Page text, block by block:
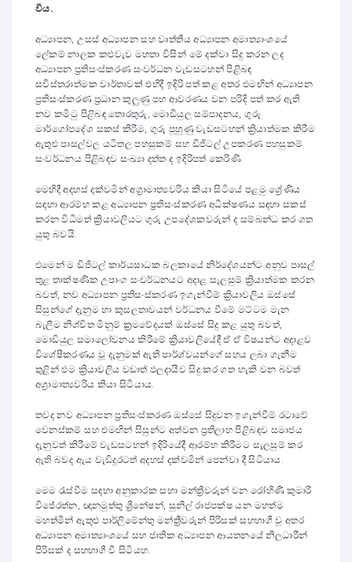
විය.
අධ්‍යාපන, උසස් අධ්‍යාපන සහ වෘත්තීය අධ්‍යාපන අමාත්‍යාංශයේ
ලේකම් නාලක කළුවැව මහතා විසින් මේ දක්වා සිදු කරන ලද
අධ්‍යාපන ප්‍රතිසංස්කරණ සංවර්ධන වැඩසටහන් පිළිබඳ
සවිස්තරාත්මක වාර්තාවක් එහිදී ඉදිරි පත් කළ අතර එමඟින් අධ්‍යාපන
ප්‍රතිසංස්කරණ ප්‍රධාන කුලුණු පහ ආවරණය වන පරිදි පත් කර ඇති
නව කමිටු පිළිබඳ තොරතුරු, මොඩියුල සම්පාදනය, ගුරු
මාර්ගෝපදේශ සකස් කිරීම, ගුරු පුහුණු වැඩසටහන් ක්‍රියාත්මක කිරීම
ඇතුළු පාසල්වල යටිතල පහසුකම් සහ ඩිජිටල් උපකරණ පහසුකම්
සංවර්ධනය පිළිබඳව සංඛ්‍යා දත්ත ද ඉදිරිපත් කෙරිණි.
මෙහිදී අදහස් දක්වමින් අග්‍රාමාත්‍යවරිය කියා සිටියේ පළමු ශ්‍රේණිය
සඳහා ආරම්භ කළ අධ්‍යාපන ප්‍රතිසංස්කරණ අධීක්ෂණය සඳහා සකස්
කරන විධිමත් ක්‍රියාවලියට ගුරු උපදේශකවරුන් ද සම්බන්ධ කර ගත
යුතු බවයි.
එමෙන් ම ඩිජිටල් කාර්යසාධක බලකායේ නිර්දේශයන්ට අනුව පාසල්
තුළ තාක්ෂණික උපාංග සංවර්ධනයට අදාළ සැලසුම් ක්‍රියාත්මක කරන
බවත්, නව අධ්‍යාපන ප්‍රතිසංස්කරණ ඉගැන්වීම් ක්‍රියාවලිය ඔස්සේ
සිසුන්ගේ දැනුම හා කුසලතාවයන් වර්ධනය වීමේ මට්ටම මැන
බැලීම නිශ්චිත මිනුම් ක්‍රමවේදයක් ඔස්සේ සිදු කළ යුතු බවත්,
මොඩියුල සමාලෝචනය කිරීමේ ක්‍රියාවලියේදී ඒ ඒ විෂයන්ට අදාළව
විශේෂීකරණය වූ දැනුමක් ඇති පාර්ශ්වයන්ගේ සහය ලබා ගැනීම
තුළින් එම ක්‍රියාවලිය වඩාත් ඵලදායීව සිදු කර ගත හැකි වන බවත්
අග්‍රාමාත්‍යවරිය කියා සිටියාය.
තවද නව අධ්‍යාපන ප්‍රතිසංස්කරණ ඔස්සේ සිදුවන ඉගැන්වීම් රටාවේ
වෙනස්කම් සහ එමඟින් සිසුන්ට අත්වන ප්‍රතිලාභ පිළිබඳව සමාජය
දැනුවත් කිරීමේ වැඩසටහන් ඉදිරියේදී ආරම්භ කිරීමට සැලසුම් කර
ඇති බවද ඇය වැඩිදුරටත් අදහස් දක්වමින් පෙන්වා දී සිටියාය.
මෙම රැස්වීම සඳහා අනුකාරක සභා මන්ත්‍රීවරුන් වන රෝහිණී කුමාරි
විජේරත්න, ඥානමුත්තු ශ්‍රීනේෂන්, සුනිල් රාජපක්ෂ යන මහත්ම
මහත්මීන් ඇතුළු පාර්ලිමේන්තු මන්ත්‍රීවරුන් පිරිසක් සහභාගී වූ අතර
අධ්‍යාපන අමාත්‍යාංශයේ සහ ජාතික අධ්‍යාපන ආයතනයේ නිලධාරීන්
පිරිසක් ද සහභාගී වී සිටියහ.